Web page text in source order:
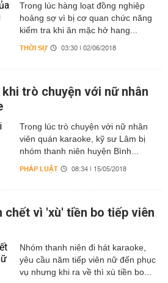
Trong lúc hàng loạt đồng nghiệp
hoảng sợ vì bị cơ quan chức năng
kiểm tra khi ăn mặc hở hang...
THỜI SỰ 03:30 | 02/06/2018
trò chuyện với nữ nhân
Trong lúc trò chuyện với nữ nhân
viên quán karaoke, kỹ sư Lâm bị
nhóm thanh niên huyện Bình...
PHÁP LUẬT 08:34 | 15/05/2018
chết vì 'xù' tiền bo tiếp viên
Nhóm thanh niên đi hát karaoke,
yêu cầu năm tiếp viên nữ đến phục
vụ nhưng khi ra về thì xù tiền bo...